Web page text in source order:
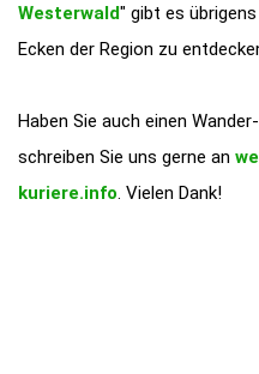
Westerwald" gibt es
Ecken der Region zu
Haben Sie auch einen
schreiben Sie uns gerne an
kuriere.info. Vielen Dank!